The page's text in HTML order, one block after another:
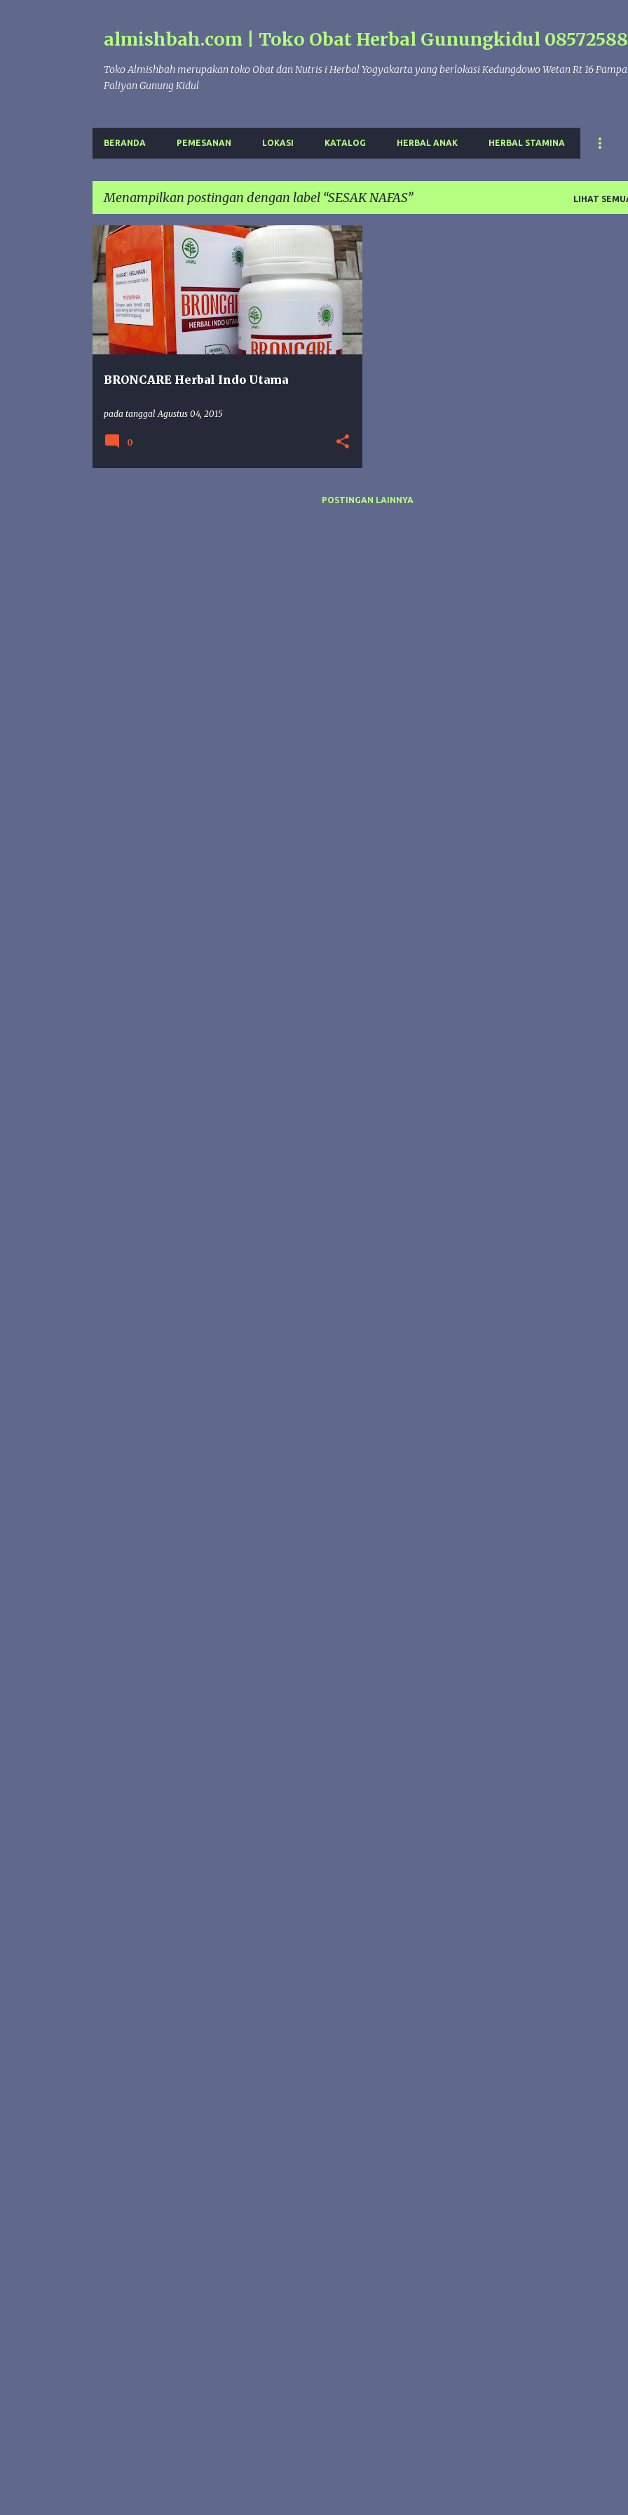
almishbah.com | Toko Obat Herbal Gunungkidul
Toko Almishbah merupakan toko Obat dan Nutris i Herbal Yogyakarta yang berlokasi Kedungdowo Wetan Rt 16
Paliyan Gunung Kidul
BERANDA PEMESANAN LOKASI KATALOG HERBAL ANAK HERBAL STAMINA
Menampilkan postingan dengan label SESAK NAFAS LIHAT
P
o
s
t
i
g
a
BRONCARE Herbal Indo Utama
pada tanggalAgustus 04, 2015
BATUK BRONCARE HERBAL INDO UTAMA +
SESAK NAFAS
0
POSTINGAN LAINNYA